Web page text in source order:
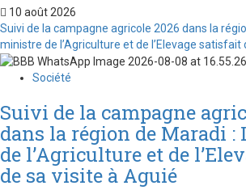
10 août 2026
Suivi de la campagne agricole 2026 dans la
ministre de l’Agriculture et de l’Elevage satisfait
Société
Suivi de la campagne
dans la région de Maradi
de l’Agriculture et de
de sa visite à Aguié